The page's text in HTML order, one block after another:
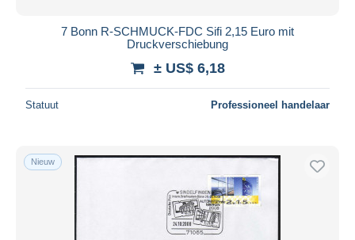
Maestro
Woonplaats van de verkoper
Toepassen
7 Bonn R-SCHMUCK-FDC Sifi 2,15 Euro mit
Druckverschiebung
± US$ 6,18
Statuut Professioneel handelaar
Nieuw